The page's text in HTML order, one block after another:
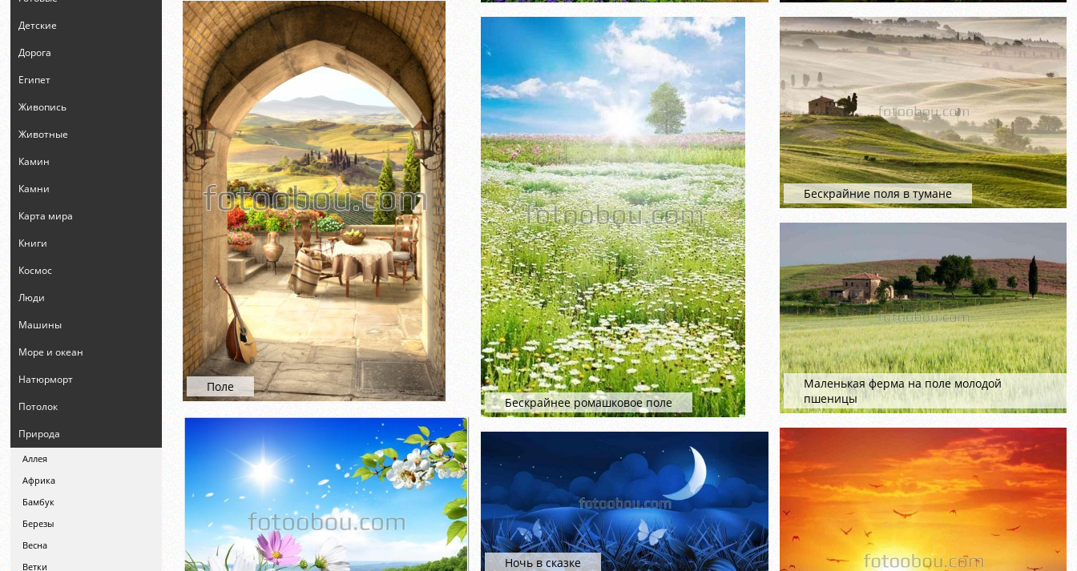
Детские
Дорога
Египет
Живопись
Животные
Камин
Камни
Карта мира
Книги
Космос
Люди
Машины
Море и океан
Натюрморт
Потолок
Природа
Аллея
Африка
Бамбук
Березы
Весна
Ветки
Поле
Бескрайнее ромашковое поле
Ночь в сказке
Бескрайние поля в тумане
Маленькая ферма на поле молодой
пшеницы